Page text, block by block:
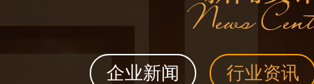
企业新闻 行业资讯